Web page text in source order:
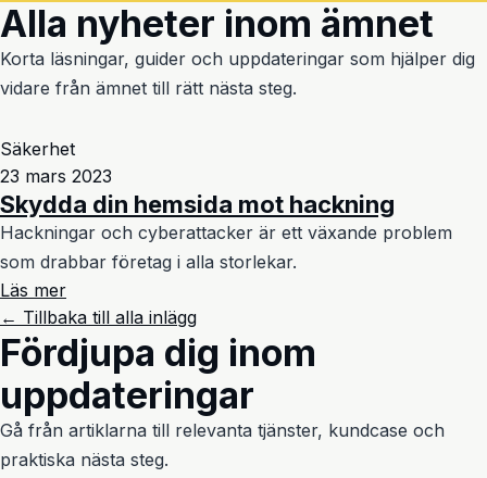
Alla nyheter inom ämnet
Korta läsningar, guider och uppdateringar som hjälper dig
vidare från ämnet till rätt nästa steg.
Säkerhet
23 mars 2023
Skydda din hemsida mot hackning
Hackningar och cyberattacker är ett växande problem
som drabbar företag i alla storlekar.
Läs mer
← Tillbaka till alla inlägg
Fördjupa dig inom
uppdateringar
Gå från artiklarna till relevanta tjänster, kundcase och
praktiska nästa steg.